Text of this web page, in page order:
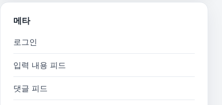
메타
로그인
입력 내용 피드
댓글 피드